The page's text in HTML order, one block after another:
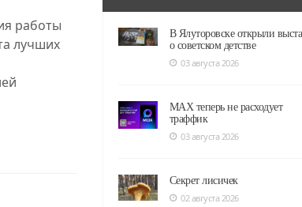
работы
лучших
В Ялуторовске открыли
о советском детстве
03 августа 2026
MAX теперь не расходует
траффик
03 августа 2026
Секрет лисичек
02 августа 2026